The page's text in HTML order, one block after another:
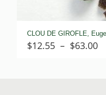
CLOU DE GIROFLE,
$12.55 – $63.00